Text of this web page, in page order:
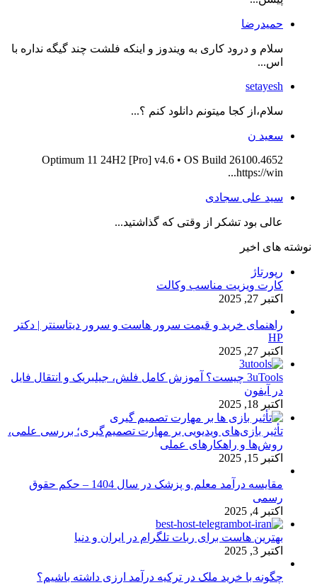
حمیدرضا
سلام و درود کاری به ویندوز و اینکه فلشت چند گیگه نداره با
اس...
setayesh
سلام،از کجا میتونم دانلود کنم ؟...
سعید ن
Optimum 11 24H2 [Pro] v4.6 • OS Build 26100.4652
https://win...
سید علی سجادی
عالی بود تشکر از وقتی که گذاشتید...
نوشته های اخیر
رپورتاژ
کارت ویزیت مناسب وکالت
اکتبر 27, 2025
راهنمای خرید و قیمت سرور هاست و سرور دیتاسنتر | دکتر
HP
اکتبر 27, 2025
3uTools چیست؟ آموزش کامل فلش، جیلبریک و انتقال فایل
در آیفون
اکتبر 18, 2025
تأثیر بازی‌های ویدیویی بر مهارت تصمیم‌گیری؛ بررسی علمی،
روش‌ها و راهکارهای عملی
اکتبر 15, 2025
مقایسه درآمد معلم و پزشک در سال 1404 – حکم حقوق
رسمی
اکتبر 4, 2025
بهترین هاست برای ربات تلگرام در ایران و دنیا
اکتبر 3, 2025
چگونه با خرید ملک در ترکیه درآمد ارزی داشته باشیم؟